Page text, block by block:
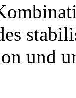
und